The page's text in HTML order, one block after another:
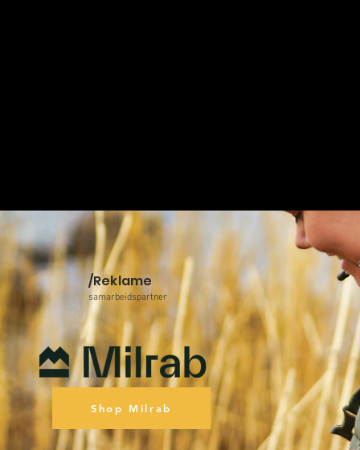
/Reklame
samarbeidspartner
Shop Milrab